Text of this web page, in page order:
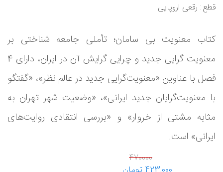
قطع رقعی اروپایی
کتاب معنویت بی سامان؛ تأملی جامعه شناختی بر
معنویت گرایی جدید و چرایی گرایش آن در ایران، دارای 4
فصل با عناوین «معنویت‌گرایی جدید در عالم نظر»، «گفتگو
با معنویت‌گرایان جدید ایرانی»، «وضعیت شهر تهران به
مثابه مشتی از خروار» و «بررسی انتقادی روایت‌های
ایرانی» است.